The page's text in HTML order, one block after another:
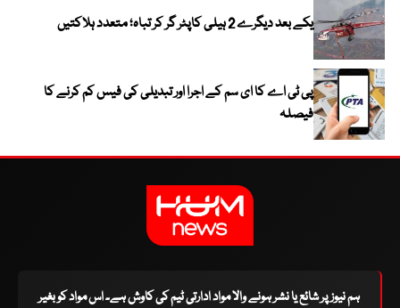
یکے بعد دیگرے 2 ہیلی کاپٹر گر کر تباہ؛ متعدد ہلاکتیں
پی ٹی اے کا ای سم کے اجرا اور تبدیلی کی فیس کم کرنے کا
فیصلہ
ہم نیوز پر شائع یا نشر ہونے والا مواد ادارتی ٹیم کی کاوش ہے۔ اس مواد کو بغیر